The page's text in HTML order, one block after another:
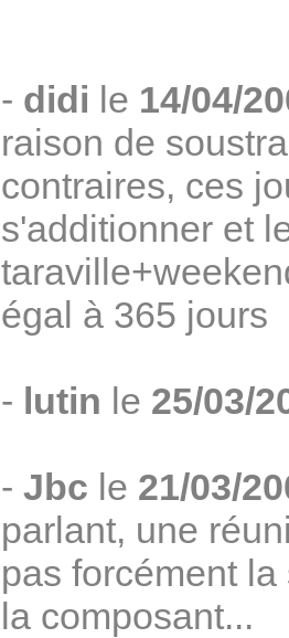
- didi le 14/04/
raison de
contraires, ces
s'additionner et
égal à 365 jours
- lutin le 25/03/
- Jbc le 21/03/
parlant, une
pas forcément
la composant...